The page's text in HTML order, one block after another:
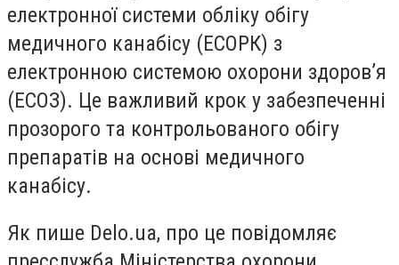
електронної системи обліку обігу
медичного канабісу (ЕСОРК) з
електронною системою охорони здоровʼя
(ЕСОЗ). Це важливий крок у забезпеченні
прозорого та контрольованого обігу
препаратів на основі медичного
канабісу.
Як пише Delo.ua, про це повідомляє